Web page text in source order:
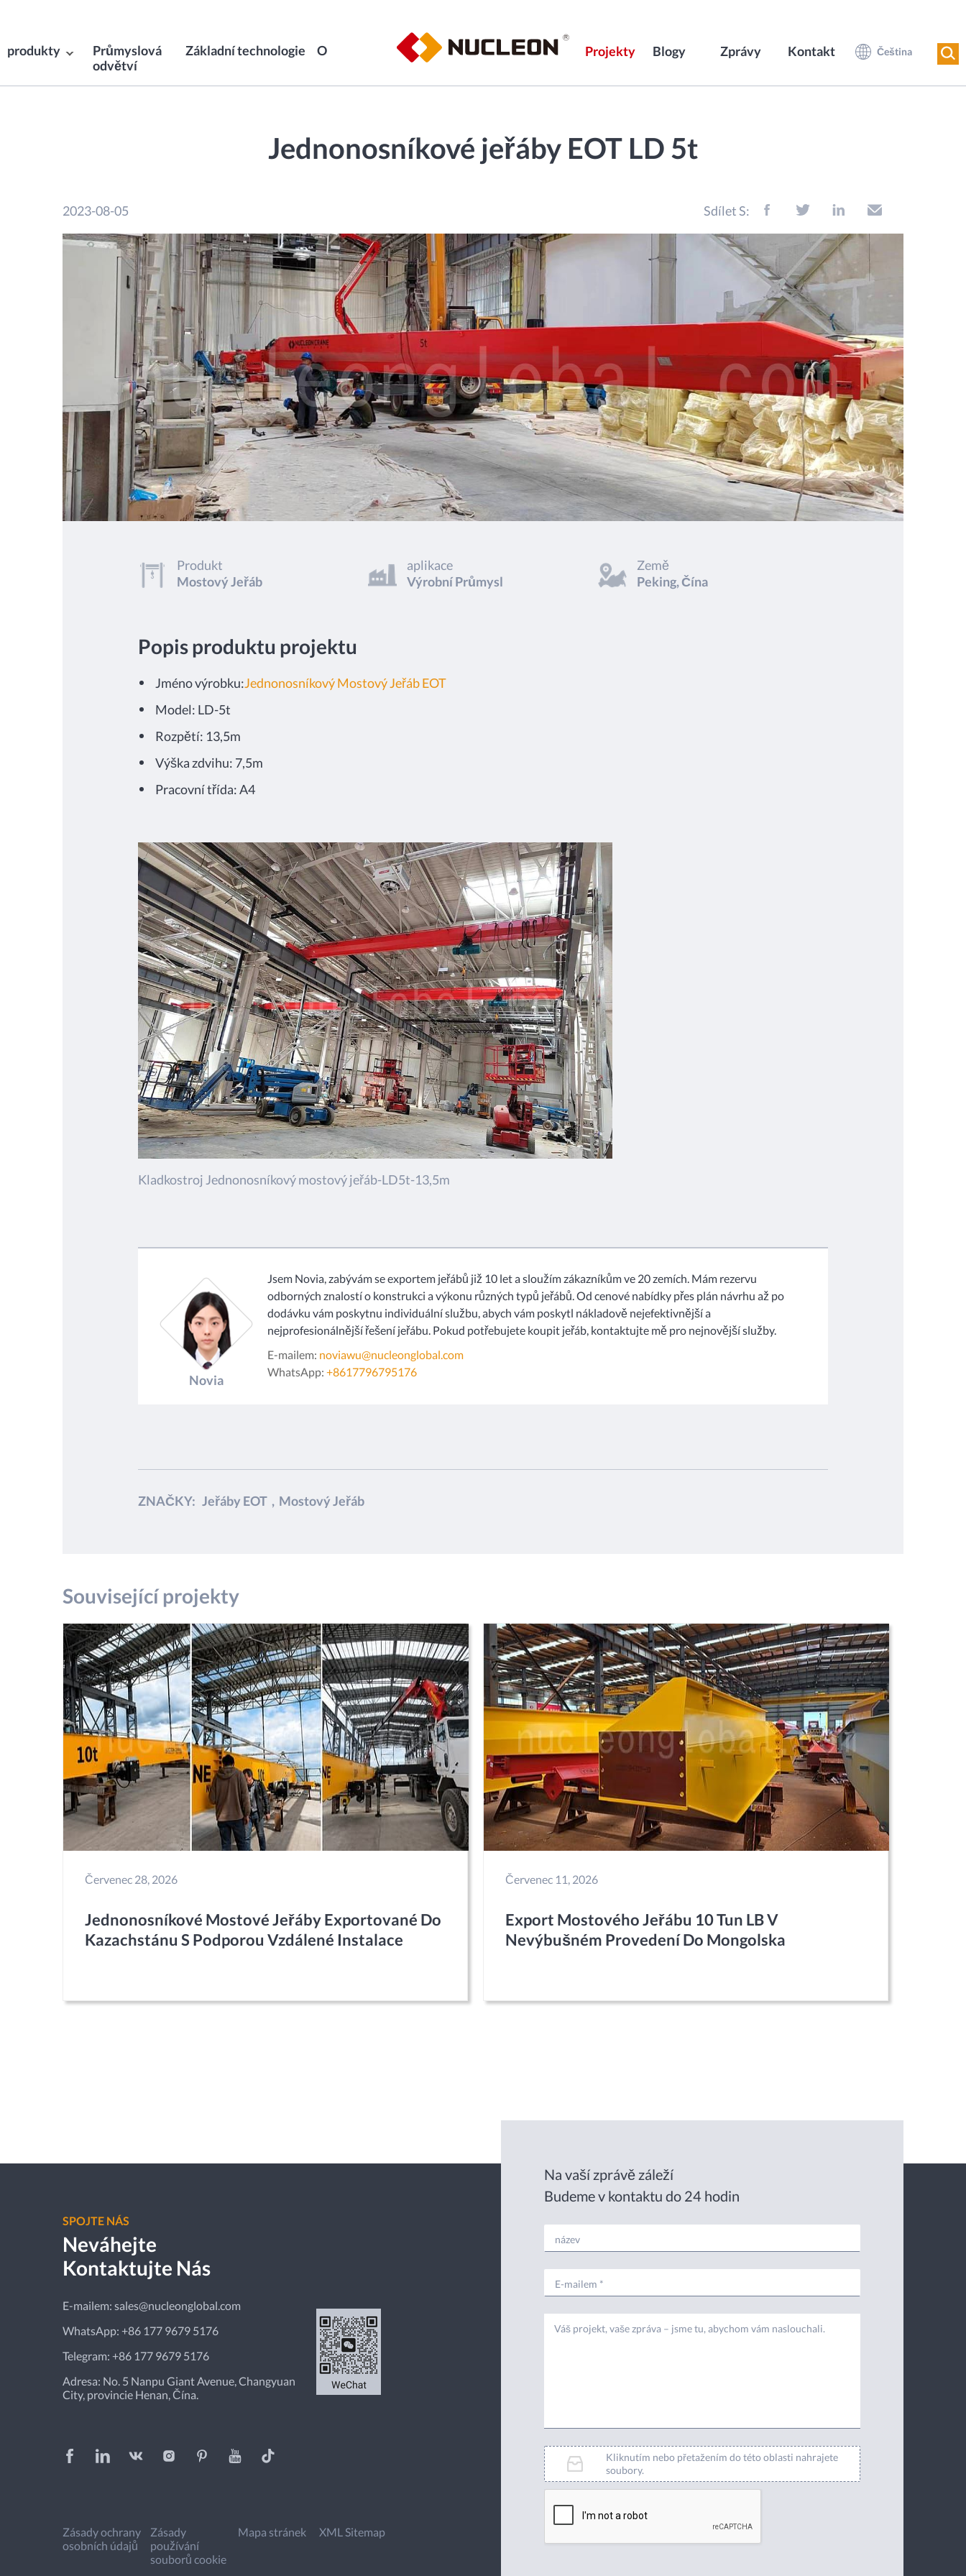
produkty
Průmyslová
odvětví
Základní technologie O Projekty Blogy Zprávy Kontakt Čeština
Jednonosníkové jeřáby EOT LD 5t
2023-08-05 Sdílet S:
Produkt
Mostový Jeřáb
aplikace
Výrobní Průmysl
Země
Peking, Čína
Popis produktu projektu
Jméno výrobku:Jednonosníkový Mostový Jeřáb EOT
Model: LD-5t
Rozpětí: 13,5m
Výška zdvihu: 7,5m
Pracovní třída: A4
Kladkostroj Jednonosníkový mostový jeřáb-LD5t-13,5m
Novia
Jsem Novia, zabývám se exportem jeřábů již 10 let a sloužím zákazníkům ve 20 zemích. Mám rezervu
odborných znalostí o konstrukci a výkonu různých typů jeřábů. Od cenové nabídky přes plán návrhu až po
dodávku vám poskytnu individuální službu, abych vám poskytl nákladově nejefektivnější a
nejprofesionálnější řešení jeřábu. Pokud potřebujete koupit jeřáb, kontaktujte mě pro nejnovější služby.
E-mailem: noviawu@nucleonglobal.com
WhatsApp: +8617796795176
ZNAČKY: Jeřáby EOT , Mostový Jeřáb
Související projekty
Červenec 28, 2026
Jednonosníkové Mostové Jeřáby Exportované Do
Kazachstánu S Podporou Vzdálené Instalace
Červenec 11, 2026
Export Mostového Jeřábu 10 Tun LB V
Nevýbušném Provedení Do Mongolska
SPOJTE NÁS
Neváhejte
Kontaktujte Nás
E-mailem: sales@nucleonglobal.com
WhatsApp: +86 177 9679 5176
Telegram: +86 177 9679 5176
Adresa: No. 5 Nanpu Giant Avenue, Changyuan
City, provincie Henan, Čína.
Zásady ochrany
osobních údajů
Zásady
používání
souborů cookie
Mapa stránek XML Sitemap
Na vaší zprávě záleží
Budeme v kontaktu do 24 hodin
Kliknutím nebo přetažením do této oblasti nahrajete
soubory.